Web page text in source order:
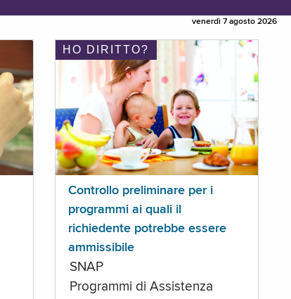
venerdì 7 agosto 2026
HO DIRITTO?
Controllo preliminare per i
programmi ai quali il
richiedente potrebbe essere
ammissibile
SNAP
Programmi di Assistenza